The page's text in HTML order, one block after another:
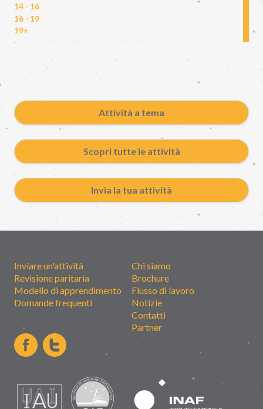
14 - 16
16 - 19
19+
Attività a tema
Scopri tutte le attività
Invia la tua attività
Inviare un'attività
Revisione paritaria
Modello di apprendimento
Domande frequenti
Chi siamo
Brochure
Flusso di lavoro
Notizie
Contatti
Partner